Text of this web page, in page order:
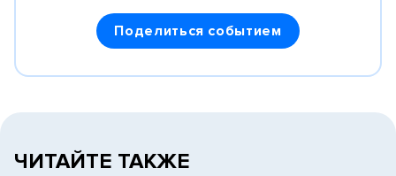
Поделиться событием
ЧИТАЙТЕ ТАКЖЕ